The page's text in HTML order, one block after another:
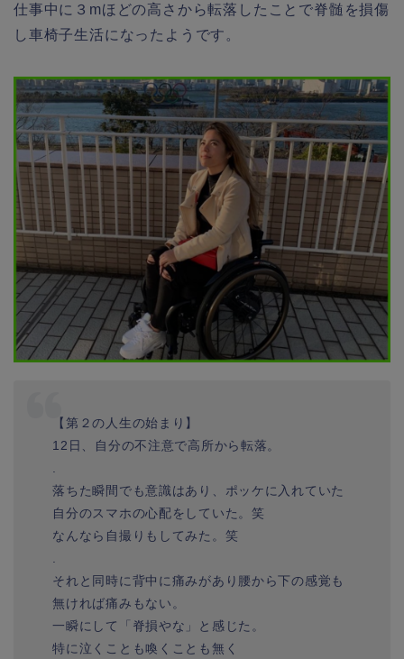
仕事中に３mほどの高さから転落したことで脊髄を損傷
し車椅子生活になったようです。
【第２の人生の始まり】
12日、自分の不注意で高所から転落。
落ちた瞬間でも意識はあり、ポッケに入れていた
自分のスマホの心配をしていた。笑
なんなら自撮りもしてみた。笑
それと同時に背中に痛みがあり腰から下の感覚も
無ければ痛みもない。
一瞬にして「脊損やな」と感じた。
特に泣くことも喚くことも無く